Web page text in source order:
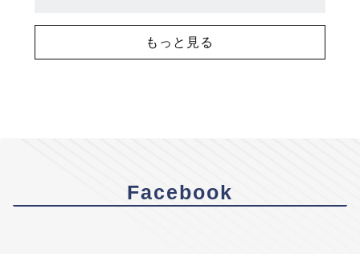
もっと見る
Facebook